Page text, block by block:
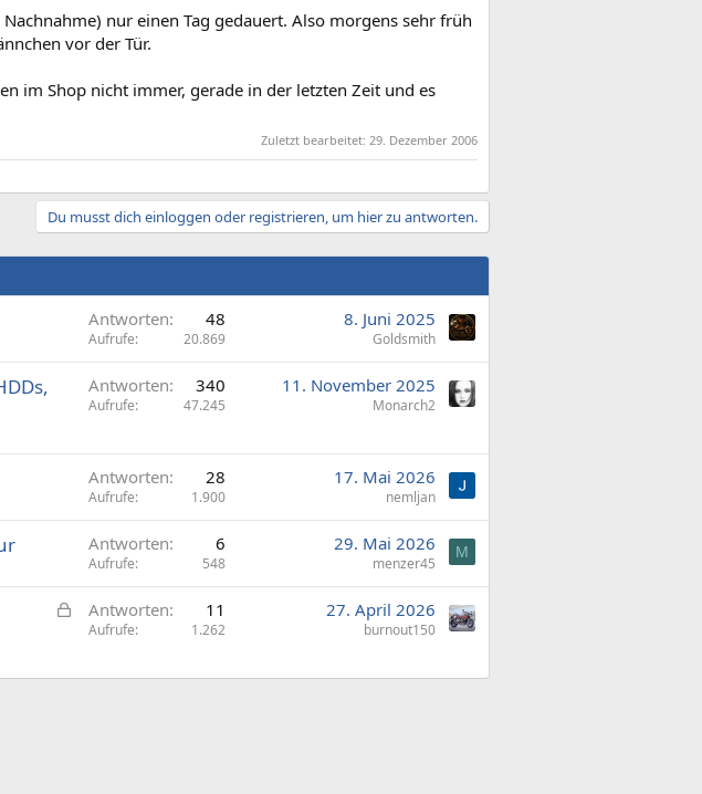
nur einen Tag gedauert. Also morgens sehr früh
vor der Tür.
im Shop nicht immer, gerade in der letzten Zeit und es
Zuletzt bearbeitet: 29. Dezember 2006
Du musst dich einloggen oder registrieren, um hier zu antworten.
Antworten 48
Aufrufe 20.869
8. Juni 2025
Goldsmith
Antworten 340
Aufrufe 47.245
11. November 2025
Monarch2
Antworten 28
Aufrufe 1.900
17. Mai 2026
nemljan
Antworten 6
Aufrufe 548
29. Mai 2026
menzer45
M
G
p
Antworten 11
Aufrufe 1.262
27. April 2026
burnout150